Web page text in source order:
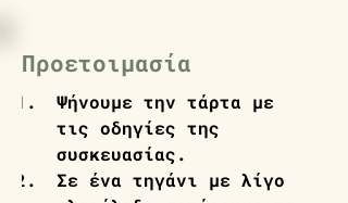
Προετοιμασία
Ψήνουμε την τάρτα με
τις οδηγίες της
συσκευασίας.
Σε ένα τηγάνι με λίγο